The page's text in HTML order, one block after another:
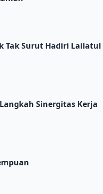
Lailatul Ijtima’
Tak Surut Hadiri Lailatul
Kerja Program
Sinergitas Kerja